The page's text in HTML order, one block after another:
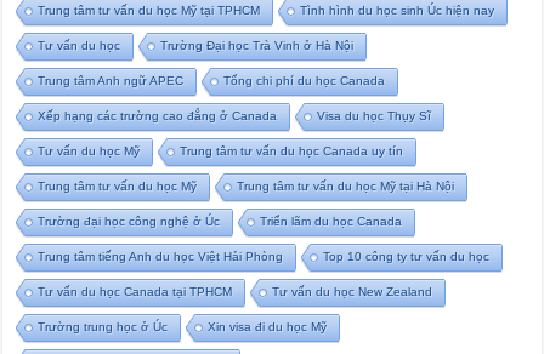
Trung tâm tư vấn du học Mỹ tại TPHCM Tình hình du học sinh Úc hiện nay
Tư vấn du học Trường Đại học Trà Vinh ở Hà Nội
Trung tâm Anh ngữ APEC Tổng chi phí du học Canada
Xếp hạng các trường cao đẳng ở Canada Visa du học Thụy Sĩ
Tư vấn du học Mỹ Trung tâm tư vấn du học Canada uy tín
Trung tâm tư vấn du học Mỹ Trung tâm tư vấn du học Mỹ tại Hà Nội
Trường đại học công nghệ ở Úc Triển lãm du học Canada
Trung tâm tiếng Anh du học Việt Hải Phòng Top 10 công ty tư vấn du học
Tư vấn du học Canada tại TPHCM Tư vấn du học New Zealand
Trường trung học ở Úc Xin visa đi du học Mỹ